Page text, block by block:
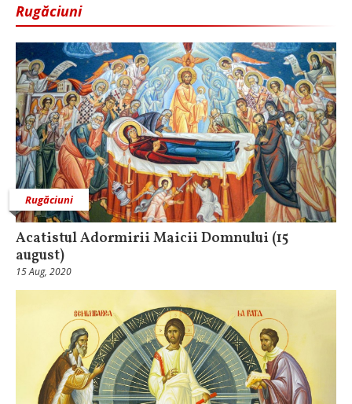
Rugăciuni
Rugăciuni
Acatistul Adormirii Maicii Domnului (15
august)
15 Aug, 2020